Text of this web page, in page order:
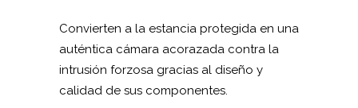
Convierten a la estancia protegida en una
auténtica cámara acorazada contra la
intrusión forzosa gracias al diseño y
calidad de sus componentes.